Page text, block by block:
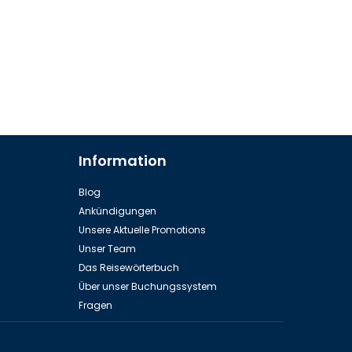
Information
Blog
Ankündigungen
Unsere Aktuelle Promotions
Unser Team
Das Reisewörterbuch
Über unser Buchungssystem
Fragen